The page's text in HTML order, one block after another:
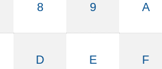
8 9 A
D E F